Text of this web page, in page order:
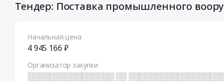
Тендер: Поставка промышленного
Начальная цена
4 945 166 ₽
Организатор закупки
░░░░░░░░░░░░░░░░ ░░